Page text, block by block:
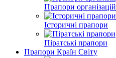
Прапори організацій
Історичні прапори
Піратські прапори
Прапори Країн Світу